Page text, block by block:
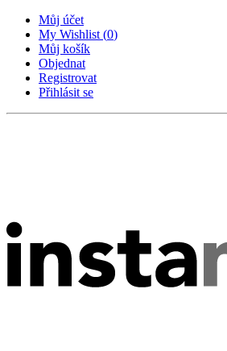
Můj účet
My Wishlist (0)
Můj košík
Objednat
Registrovat
Přihlásit se